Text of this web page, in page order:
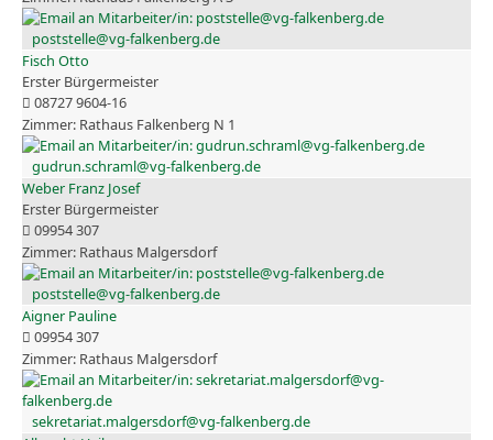
poststelle@vg-falkenberg.de
Fisch Otto
Erster Bürgermeister
08727 9604-16
Rathaus Falkenberg N 1
gudrun.schraml@vg-falkenberg.de
Weber Franz Josef
Erster Bürgermeister
09954 307
Rathaus Malgersdorf
poststelle@vg-falkenberg.de
Aigner Pauline
09954 307
Rathaus Malgersdorf
sekretariat.malgersdorf@vg-falkenberg.de